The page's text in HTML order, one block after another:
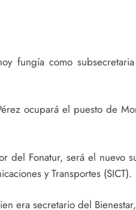
fungía como
ocupará el puesto de
del Fonatur, será el nuevo
y Transportes (SICT).
era secretario del